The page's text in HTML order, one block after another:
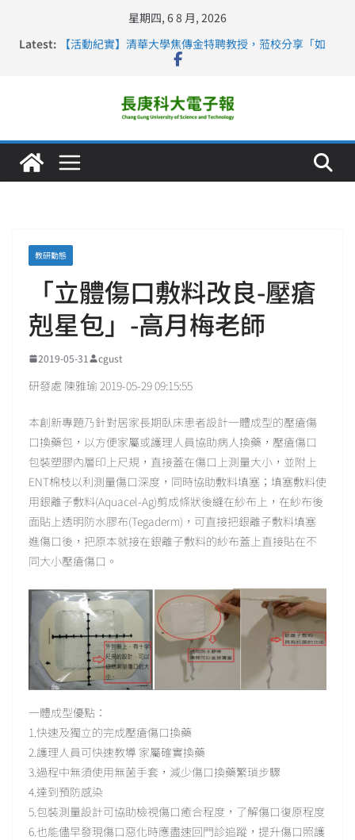
星期四, 6 8 月, 2026
Latest:
【活動紀實】清華大學焦傳金特聘教授，蒞校分享「如
長庚科大連四年穩居《遠見》醫學大學第5名 辦學實力再
深化永續醫療 長庚科大攜菲、印頂尖大學跨國合作
長庚科大護理系勇奪2026羅馬尼亞歐洲盃國際發明展雙
金牌暨雙特別獎 AI智慧照護與護理教育創新獲國際肯定
教研動態
「立體傷口敷料改良-壓瘡
剋星包」-高月梅老師
2019-05-31 cgust
研發處 陳雅瑜 2019-05-29 09:15:55
本創新專題乃針對居家長期臥床患者設計一體成型的壓瘡傷
口換藥包，以方便家屬或護理人員協助病人換藥，壓瘡傷口
包裝塑膠內層印上尺規，直接蓋在傷口上測量大小，並附上
ENT棉枝以利測量傷口深度，同時協助敷料填塞；填塞敷料使
用銀離子敷料(Aquacel-Ag)剪成條狀後縫在紗布上，在紗布後
面貼上透明防水膠布(Tegaderm)，可直接把銀離子敷料填塞
進傷口後，把原本就接在銀離子敷料的紗布蓋上直接貼在不
同大小壓瘡傷口。
一體成型優點：
1.快速及獨立的完成壓瘡傷口換藥
2.護理人員可快速教導 家屬確實換藥
3.過程中無須使用無菌手套，減少傷口換藥繁瑣步驟
4.達到預防感染
5.包裝測量設計可協助檢視傷口癒合程度，了解傷口復原程度
6.也能儘早發現傷口惡化時應盡速回門診追蹤，提升傷口照護